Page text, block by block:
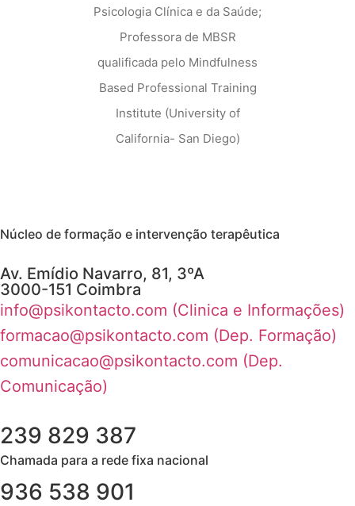
Psicologia Clínica e da Saúde;
Professora de MBSR
qualificada pelo Mindfulness
Based Professional Training
Institute (University of
California- San Diego)
Núcleo de formação e intervenção terapêutica
Av. Emídio Navarro, 81, 3ºA
3000-151 Coimbra
info@psikontacto.com (Clinica e Informações)
formacao@psikontacto.com (Dep. Formação)
comunicacao@psikontacto.com (Dep.
Comunicação)
239 829 387
Chamada para a rede fixa nacional​
936 538 901